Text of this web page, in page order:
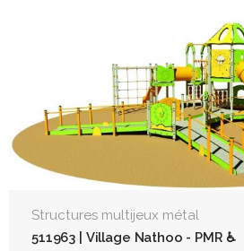
Structures multijeux métal
511963 | Village Nathoo - PMR ♿